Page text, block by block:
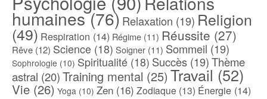
humaines(76) Relaxation (19) Religion
(49) Respiration (14) Régime (11) Réussite (27)
Rêve (12) Science (18) Soigner (11) Sommeil (19)
Sophrologie (10) Spiritualité (18) Succès (19)Thème
astral (20)Training mental (25) Travail (52)
Vie (26) Yoga (10) Zen (16) Zodiaque (13) Énergie (14)